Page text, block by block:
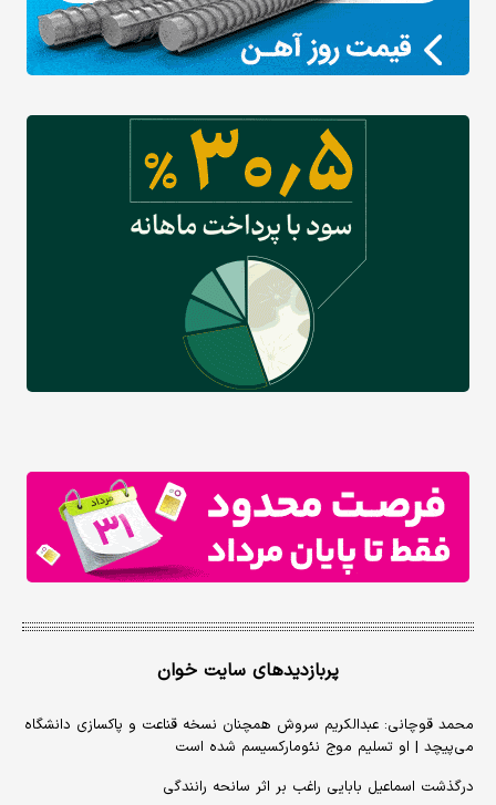
پربازدیدهای سایت خوان
محمد قوچانی: عبدالکریم سروش همچنان نسخه قناعت و پاکسازی دانشگاه
می‌پیچد | او تسلیم موج نئومارکسیسم شده است
درگذشت اسماعیل بابایی راغب بر اثر سانحه رانندگی